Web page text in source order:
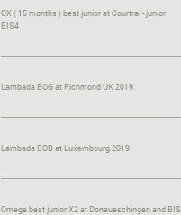
OX ( 15 months ) best junior at Courtrai - junior
BIS4
Lambada BOG at Richmond UK 2019.
Lambada BOB at Luxembourg 2019.
Omega best junior X2 at Donaueschingen and BIS